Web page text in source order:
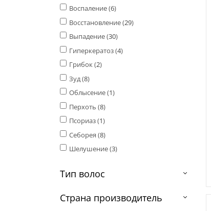
Воспаление (6)
Восстановление (29)
Выпадение (30)
Гиперкератоз (4)
Грибок (2)
Зуд (8)
Облысение (1)
Перхоть (8)
Псориаз (1)
Себорея (8)
Шелушение (3)
Тип волос
Страна производитель